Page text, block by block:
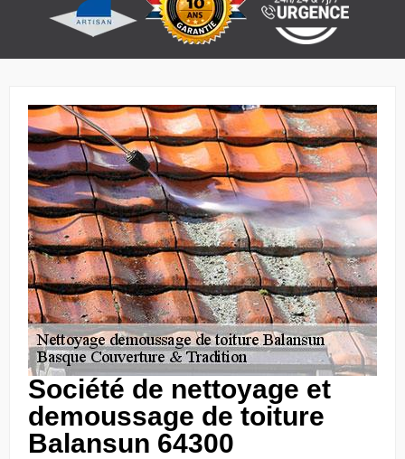
Société de nettoyage et
demoussage de toiture
Balansun 64300